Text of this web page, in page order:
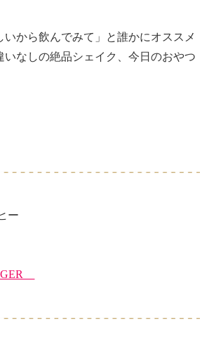
いから飲んでみて」と誰かにオススメ
いなしの絶品シェイク、今日のおやつ
ー